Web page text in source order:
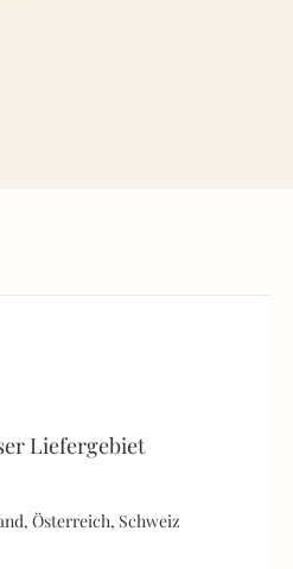
Liefergebiet
Österreich, Schweiz